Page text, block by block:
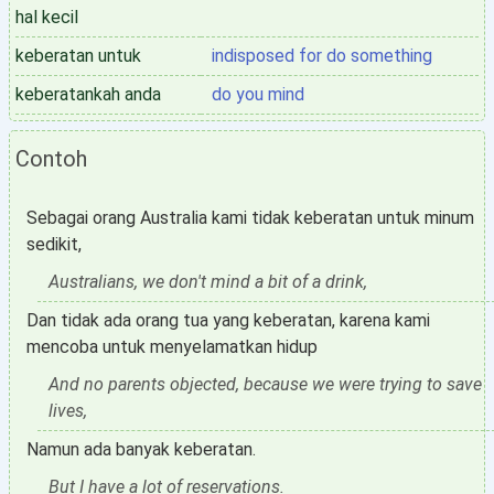
hal kecil
keberatan untuk
indisposed for do something
keberatankah anda
do you mind
Contoh
Sebagai orang Australia kami tidak keberatan untuk minum
sedikit,
Australians, we don't mind a bit of a drink,
Dan tidak ada orang tua yang keberatan, karena kami
mencoba untuk menyelamatkan hidup
And no parents objected, because we were trying to save
lives,
Namun ada banyak keberatan.
But I have a lot of reservations.